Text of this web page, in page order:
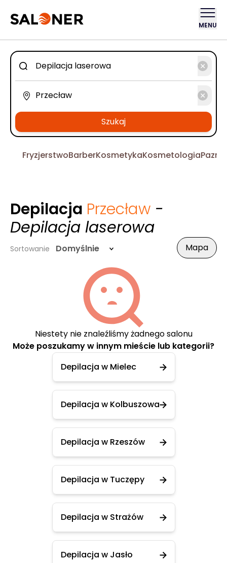
MENU
Szukaj
FryzjerstwoBarberKosmetykaKosmetologia
Depilacja Przecław -
Depilacja laserowa
Sortowanie Domyślnie Mapa
Niestety nie znaleźliśmy żadnego salonu
Może poszukamy w innym mieście lub kategorii?
Depilacja w Mielec
Depilacja w Kolbuszowa
Depilacja w Rzeszów
Depilacja w Tuczępy
Depilacja w Strażów
Depilacja w Jasło